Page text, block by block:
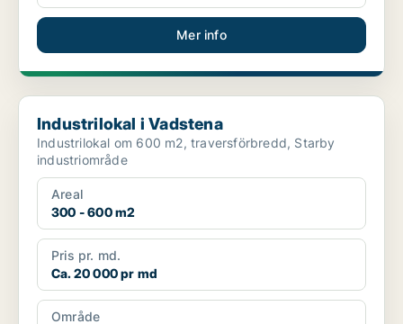
Mer info
Industrilokal i Vadstena
Industrilokal i Vadstena
Industrilokal om 600 m2, traversförbredd, Starby
industriområde
Areal
300 - 600 m2
Pris pr. md.
Ca. 20 000 pr md
Område